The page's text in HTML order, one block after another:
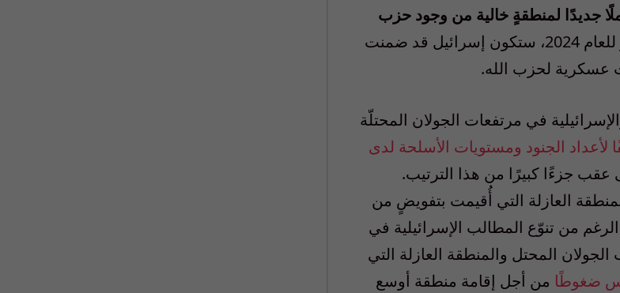
جديدًا لمنطقةٍ خالية من وجود حزب
. وفي حال تطبيق القرار 1701 واتفاق وقف إطلاق النار للعام 2024، ستكون إسرائيل قد ضمنت
عسكرية لحزب الله.
في مرتفعات الجولان المحتلّة
لأعداد الجنود ومستويات الأسلحة لدى
جزءًا كبيرًا من هذا الترتيب.
العازلة التي أُقيمت بتفويضٍ من
من تنوّع المطالب الإسرائيلية في
المحتل والمنطقة العازلة التي
ضغوطًا من أجل إقامة منطقة أوسع